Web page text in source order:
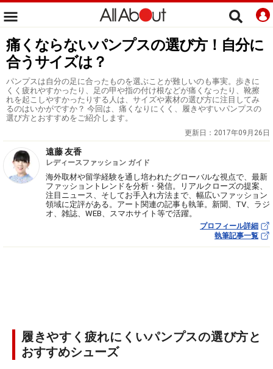
痛くならないパンプスの選び方！自分に
合うサイズは？
パンプスは自分の足に合ったものを選ぶことが難しいのも事実。歩きに
くく疲れやすかったり、足の甲や指の付け根などが痛くなったり、靴擦
れを起こしやすかったりする人は、サイズや素材の選び方に注目してみ
るのはいかがですか？ 今回は、痛くなりにくく、履きやすいパンプスの
選び方とおすすめをご紹介します。
更新日： 2017年09月26日
遠藤 友香
レディースファッション ガイド
海外取材や留学経験を通し培われたグローバルな視点で、最新
ファッショントレンドを分析・発信。リアルクローズの提案、
注目ニュース、そしてお手入れ方法まで、幅広いファッション
領域に定評がある。アート関連の記事も執筆。新聞、TV、ラジ
オ、雑誌、WEB、スマホサイト等で活躍。
プロフィール詳細
執筆記事一覧
履きやすく疲れにくいパンプスの選び方と
おすすめシューズ